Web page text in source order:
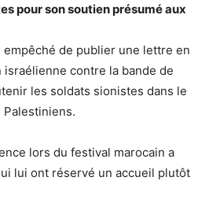
pour son soutien présumé aux
empêché de publier une lettre en
israélienne contre la bande de
les soldats sionistes dans le
lors du festival marocain a
lui ont réservé un accueil plutôt